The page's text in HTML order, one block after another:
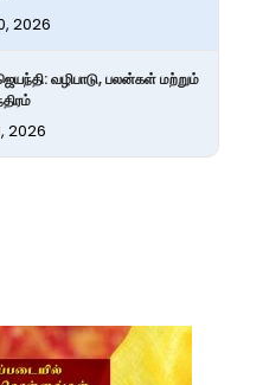
2026
வழிபாடு, பலன்கள் மற்றும்
2026